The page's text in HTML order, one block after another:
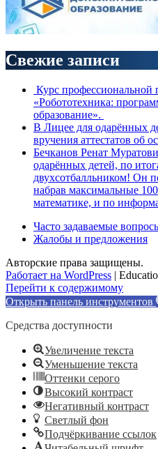
Свежие записи
Курс профессиональной
«Робототехника:
образование».
В Лицее для одарённых
вручения аттестатов об
Бечканов Ренат
одарённых детей, по
двухсотбалльником! Он
набрав максимальные
математике, и по
Часто задаваемые
Жалобы и предложения
Авторские права защищены.
Работает на WordPress |
Перейти к содержимому
Открыть панель инструментов
Средства доступности
Увеличение текста
Уменьшение текста
Оттенки серого
Высокий контраст
Негативный контраст
Светлый фон
Подчёркивание ссылок